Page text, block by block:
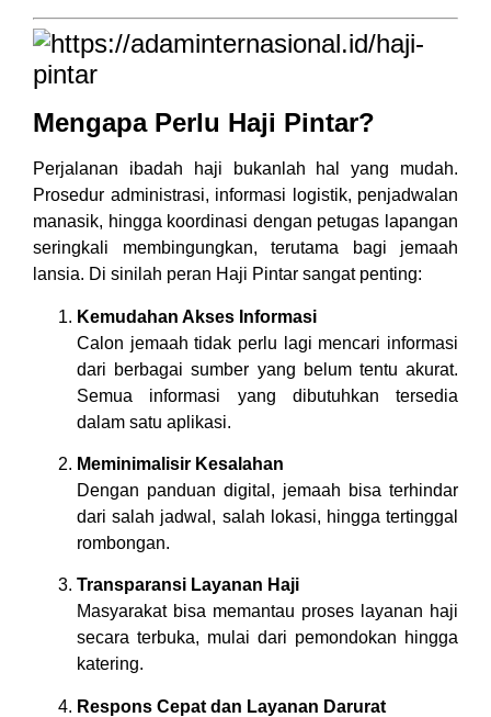
Mengapa Perlu Haji Pintar?
Perjalanan ibadah haji bukanlah hal yang mudah.
Prosedur administrasi, informasi logistik, penjadwalan
manasik, hingga koordinasi dengan petugas lapangan
seringkali membingungkan, terutama bagi jemaah
lansia. Di sinilah peran Haji Pintar sangat penting:
Kemudahan Akses Informasi
Calon jemaah tidak perlu lagi mencari informasi
dari berbagai sumber yang belum tentu akurat.
Semua informasi yang dibutuhkan tersedia
dalam satu aplikasi.
Meminimalisir Kesalahan
Dengan panduan digital, jemaah bisa terhindar
dari salah jadwal, salah lokasi, hingga tertinggal
rombongan.
Transparansi Layanan Haji
Masyarakat bisa memantau proses layanan haji
secara terbuka, mulai dari pemondokan hingga
katering.
Respons Cepat dan Layanan Darurat